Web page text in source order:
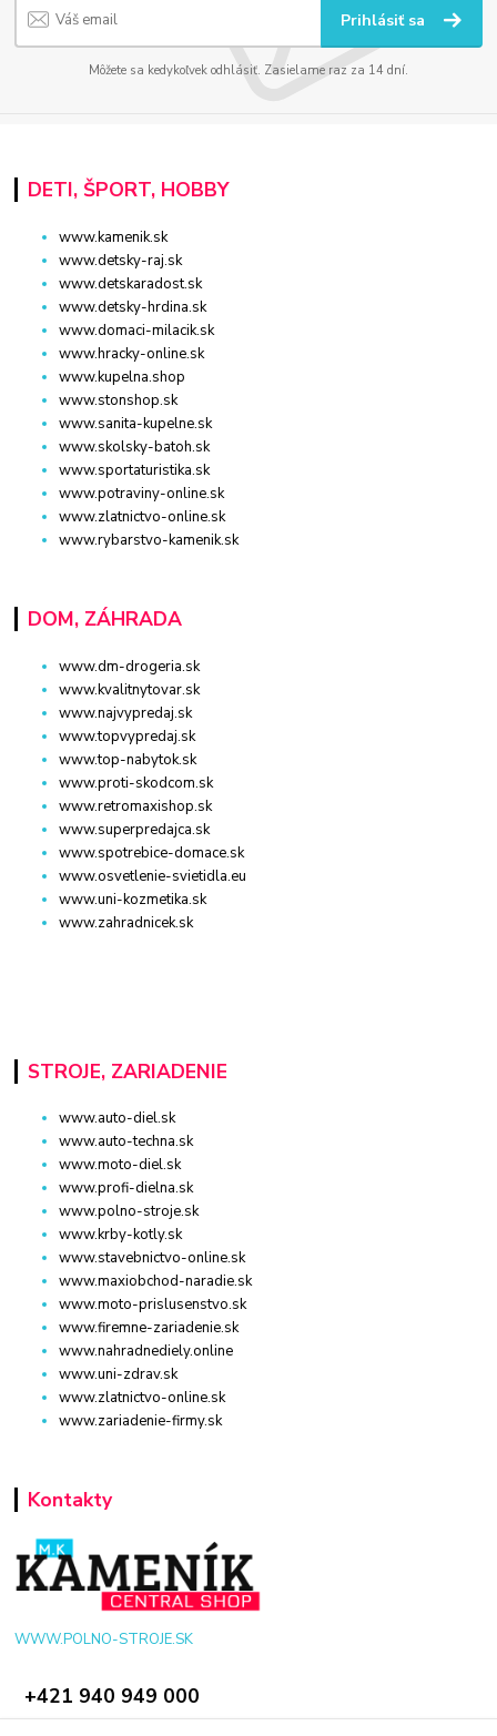
Prihlásiť sa
Môžete sa kedykoľvek odhlásiť. Zasielame raz za 14 dní.
DETI, ŠPORT, HOBBY
www.kamenik.sk
www.detsky-raj.sk
www.detskaradost.sk
www.detsky-hrdina.sk
www.domaci-milacik.sk
www.hracky-online.sk
www.kupelna.shop
www.stonshop.sk
www.sanita-kupelne.sk
www.skolsky-batoh.sk
www.sportaturistika.sk
www.potraviny-online.sk
www.zlatnictvo-online.sk
www.rybarstvo-kamenik.sk
DOM, ZÁHRADA
www.dm-drogeria.sk
www.kvalitnytovar.sk
www.najvypredaj.sk
www.topvypredaj.sk
www.top-nabytok.sk
www.proti-skodcom.sk
www.retromaxishop.sk
www.superpredajca.sk
www.spotrebice-domace.sk
www.osvetlenie-svietidla.eu
www.uni-kozmetika.sk
www.zahradnicek.sk
STROJE, ZARIADENIE
www.auto-diel.sk
www.auto-techna.sk
www.moto-diel.sk
www.profi-dielna.sk
www.polno-stroje.sk
www.krby-kotly.sk
www.stavebnictvo-online.sk
www.maxiobchod-naradie.sk
www.moto-prislusenstvo.sk
www.firemne-zariadenie.sk
www.nahradnediely.online
www.uni-zdrav.sk
www.zlatnictvo-online.sk
www.zariadenie-firmy.sk
Kontakty
WWW.POLNO-STROJE.SK
+421 940 949 000